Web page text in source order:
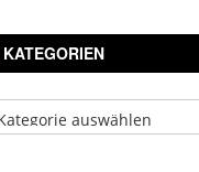
KATEGORIEN